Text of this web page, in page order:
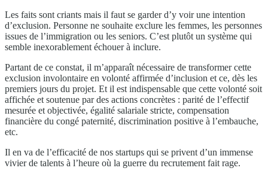
Les faits sont criants mais il faut se garder d’y voir une intention
d’exclusion. Personne ne souhaite exclure les femmes, les personnes
issues de l’immigration ou les seniors. C’est plutôt un système qui
semble inexorablement échouer à inclure.
Partant de ce constat, il m’apparaît nécessaire de transformer cette
exclusion involontaire en volonté affirmée d’inclusion et ce, dès les
premiers jours du projet. Et il est indispensable que cette volonté soit
affichée et soutenue par des actions concrètes : parité de l’effectif
mesurée et objectivée, égalité salariale stricte, compensation
financière du congé paternité, discrimination positive à l’embauche,
etc.
Il en va de l’efficacité de nos startups qui se privent d’un immense
vivier de talents à l’heure où la guerre du recrutement fait rage.